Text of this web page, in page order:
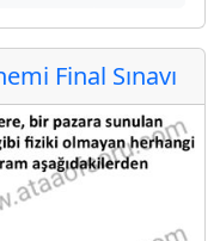
Final Sınavı